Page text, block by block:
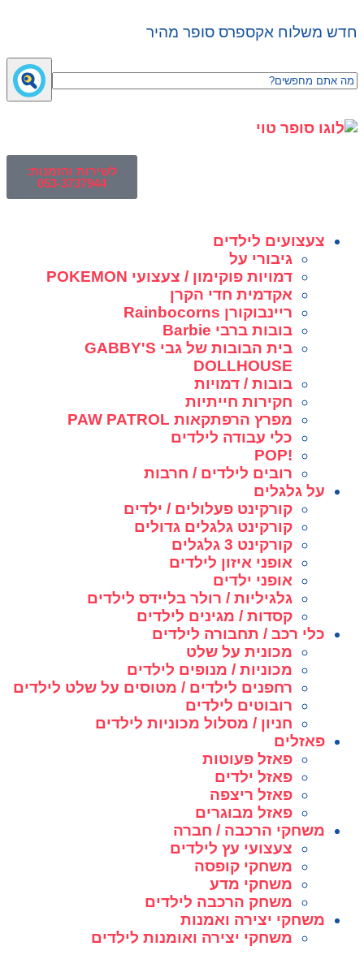
חדש משלוח אקספרס סופר מהיר
לשירות והזמנות:
053-3737944
צעצועים לילדים
גיבורי על
דמויות פוקימון / צעצועי POKEMON
אקדמית חדי הקרן
ריינבוקורן Rainbocorns
בובות ברבי Barbie
בית הבובות של גבי GABBY'S
DOLLHOUSE
בובות / דמויות
חקירות חייתיות
מפרץ הרפתקאות PAW PATROL
כלי עבודה לילדים
!POP
רובים לילדים / חרבות
על גלגלים
קורקינט פעלולים / ילדים
קורקינט גלגלים גדולים
קורקינט 3 גלגלים
אופני איזון לילדים
אופני ילדים
גלגיליות / רולר בליידס לילדים
קסדות / מגינים לילדים
כלי רכב / תחבורה לילדים
מכונית על שלט
מכוניות / מנופים לילדים
רחפנים לילדים / מטוסים על שלט לילדים
רובוטים לילדים
חניון / מסלול מכוניות לילדים
פאזלים
פאזל פעוטות
פאזל ילדים
פאזל ריצפה
פאזל מבוגרים
משחקי הרכבה / חברה
צעצועי עץ לילדים
משחקי קופסה
משחקי מדע
משחק הרכבה לילדים
משחקי יצירה ואמנות
משחקי יצירה ואומנות לילדים